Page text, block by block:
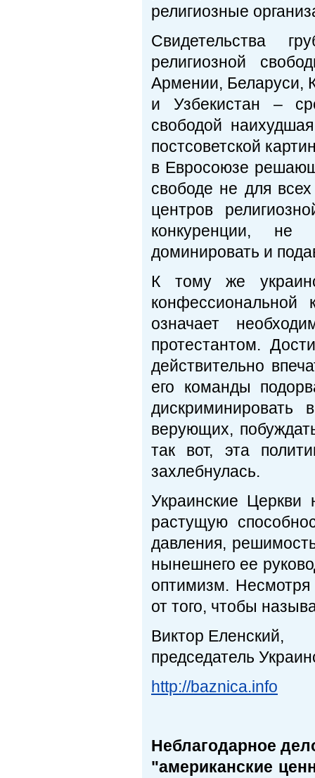
религиозные
Свидетельства
религиозной
Армении, Беларуси,
и Узбекистан –
свободой
постсоветской
в Евросоюзе
свободе не для
центров
конкуренции, не
доминировать и
К тому же
конфессиональной
означает
протестантом.
действительно
его команды
верующих,
так вот, эта
захлебнулась.
Украинские Церкви
растущую
давления,
нынешнего ее
оптимизм.
от того, чтобы
Виктор Еленский,
председатель
http://baznica.info
Неблагодарное
"американские